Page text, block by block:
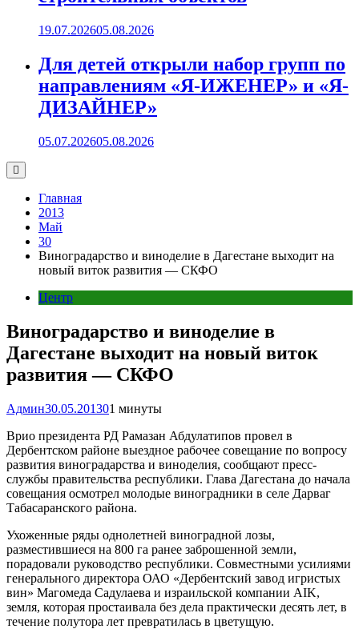
19.07.202605.08.2026
Для детей открыли набор групп по
направлениям «Я-ИЖЕНЕР» и «Я-
ДИЗАЙНЕР»
05.07.202605.08.2026
Главная
2013
Май
30
Виноградарство и виноделие в Дагестане выходит на
новый виток развития — СКФО
Центр
Виноградарство и виноделие в
Дагестане выходит на новый виток
развития — СКФО
Админ30.05.201301 минуты
Врио президента РД Рамазан Абдулатипов провел в
Дербентском районе выездное рабочее совещание по вопросу
развития виноградарства и виноделия, сообщают пресс-
службы правительства республики. Глава Дагестана до начала
совещания осмотрел молодые виноградники в селе Дарваг
Табасаранского района.
Ухоженные ряды однолетней виноградной лозы,
разместившиеся на 800 га ранее заброшенной земли,
порадовали руководство республики. Совместными усилиями
генерального директора ОАО «Дербентский завод игристых
вин» Магомеда Садулаева и израильской компании AIK,
земля, которая простаивала без дела практически десять лет, в
течение полутора лет превратилась в цветущую.